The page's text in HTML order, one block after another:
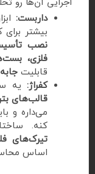
داربست:
بیشتر
نصب
فلزی،
قابلیت
کفراژ: یه
قالب‌های
می‌داره و
کنه.
تیرک‌های
اساس